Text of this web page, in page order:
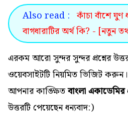
Also read : কাঁচা বাঁশে ঘুণ
বাগধারাটির অর্থ কি? - [নতুন
এরকম আরো সুন্দর সুন্দর প্রশ্নের
ওয়েবসাইটটি নিয়মিত ভিজিট
আপনার কাঙ্ক্ষিতবাংলা একাডেমির
উত্তরটি পেয়েছেন ধন্যবাদ:)